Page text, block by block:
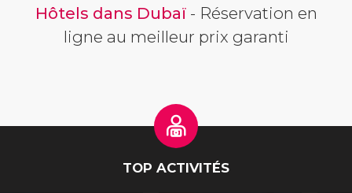
Hôtels dans Dubaï- Réservation en
ligne au meilleur prix garanti
TOP ACTIVITÉS